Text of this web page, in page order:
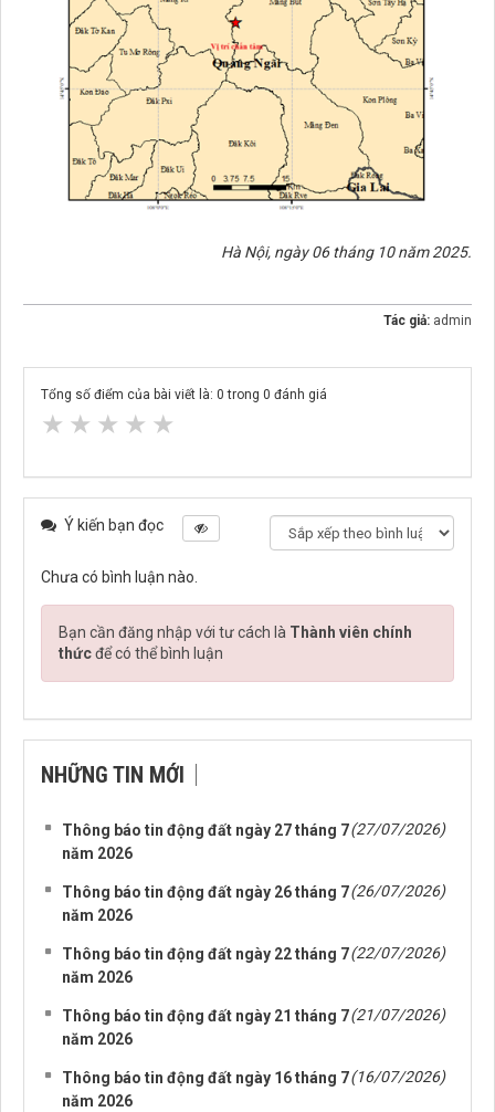
Hà Nội, ngày 06 tháng 10 năm 2025.
Tác giả: admin
Tổng số điểm của bài viết là: 0 trong 0 đánh giá
★ ★ ★ ★ ★
Ý kiến bạn đọc
Chưa có bình luận nào.
Bạn cần đăng nhập với tư cách là Thành viên chính
thứcđể có thể bình luận
NHỮNG TIN MỚI
Thông báo tin động đất ngày 27 tháng 7
năm 2026
(27/07/2026)
Thông báo tin động đất ngày 26 tháng 7
năm 2026
(26/07/2026)
Thông báo tin động đất ngày 22 tháng 7
năm 2026
(22/07/2026)
Thông báo tin động đất ngày 21 tháng 7
năm 2026
(21/07/2026)
Thông báo tin động đất ngày 16 tháng 7
năm 2026
(16/07/2026)